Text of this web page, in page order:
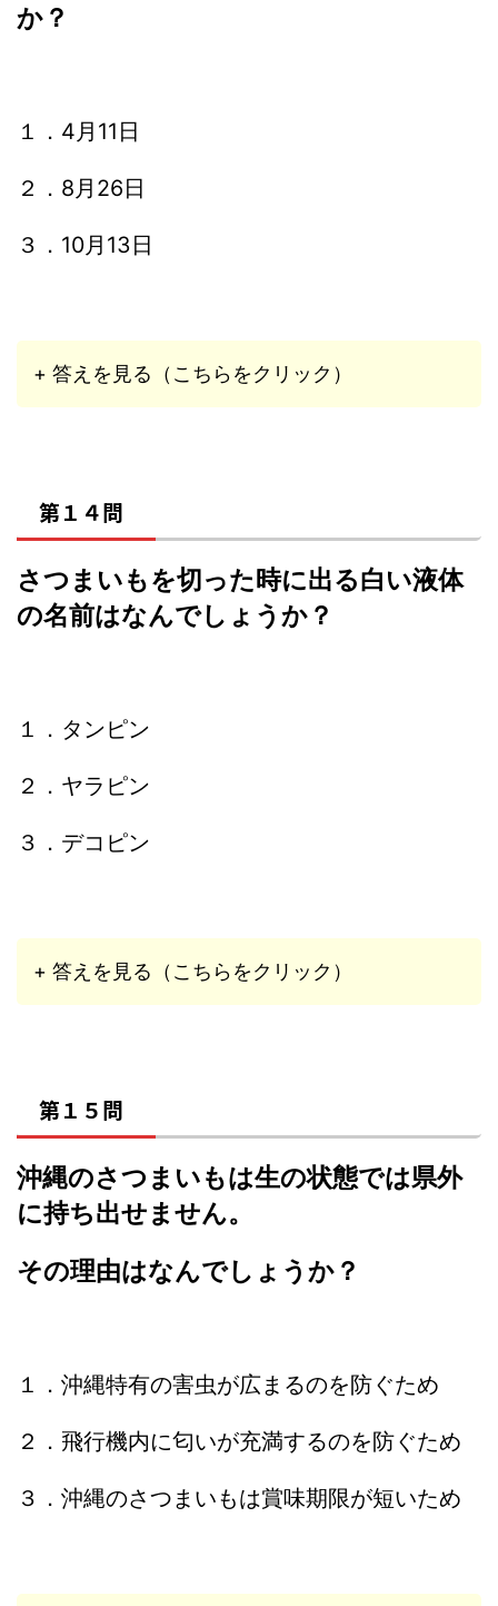
か？
１．4月11日
２．8月26日
３．10月13日
+ 答えを見る（こちらをクリック）
第１４問
さつまいもを切った時に出る白い液体
の名前はなんでしょうか？
１．タンピン
２．ヤラピン
３．デコピン
+ 答えを見る（こちらをクリック）
第１５問
沖縄のさつまいもは生の状態では県外
に持ち出せません。
その理由はなんでしょうか？
１．沖縄特有の害虫が広まるのを防ぐため
２．飛行機内に匂いが充満するのを防ぐため
３．沖縄のさつまいもは賞味期限が短いため